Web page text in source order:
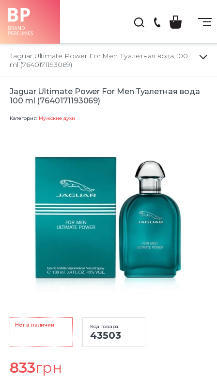
22
Jaguar Ultimate Power For Men Туалетная вода 100
ml (7640171193069)
Jaguar Ultimate Power For Men Туалетная вода
100 ml (7640171193069)
Категория: Мужские духи
Нет в наличии Код товара:
43503
833грн